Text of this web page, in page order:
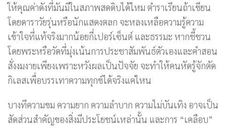
ให้คุณค่าดังที่มันมีในสภาพสดดิบได้ไหม ตำราเรียนถ้าเขียน
โดยดาราวัยรุ่นหรือนักแสดงตลก จะหลงเหลือความรู้ความ
เข้าใจที่แท้จริงมากน้อยกี่เปอร์เซ็นต์ และธรรมะ หากชี้ชวน
โดยพระหรือวัดที่มุ่งเน้นการประชาสัมพันธ์ตัวเองและคำสอน
สั่งงมงายเพียงเพราะหวังผลเป็นปัจจัย จะทำให้คนหัดรู้จักตัด
กิเลสเพื่อบรรเทาความทุกข์ได้จริงแค่ไหน
บางทีความขม ความยาก ความลำบาก ความไม่บันเทิง อาจเป็น
สัดส่วนสำคัญของสิ่งมีประโยชน์เหล่านั้น และการ “เคลือบ”